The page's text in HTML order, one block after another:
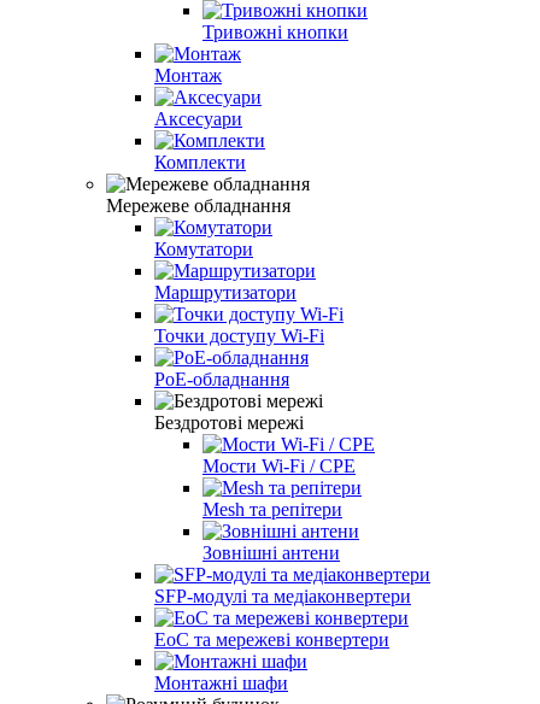
Тривожні кнопки
Монтаж
Аксесуари
Комплекти
Мережеве обладнання
Комутатори
Маршрутизатори
Точки доступу Wi-Fi
PoE-обладнання
Бездротові мережі
Мости Wi-Fi / CPE
Mesh та репітери
Зовнішні антени
SFP-модулі та медіаконвертери
EoC та мережеві конвертери
Монтажні шафи